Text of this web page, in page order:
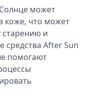
может
коже, что может
и
After Sun
помогают